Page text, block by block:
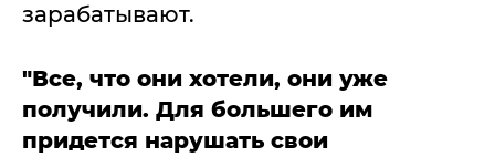
зарабатывают.
"Все, что они хотели, они уже
получили. Для большего им
придется нарушать свои